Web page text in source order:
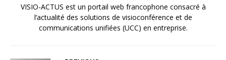
VISIO-ACTUS est un portail web francophone consacré à
l’actualité des solutions de visioconférence et de
communications unifiées (UCC) en entreprise.